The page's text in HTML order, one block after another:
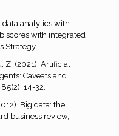
data analytics with
scores with integrated
Strategy.
Z. (2021). Artificial
Caveats and
14-32.
Big data: the
business review,